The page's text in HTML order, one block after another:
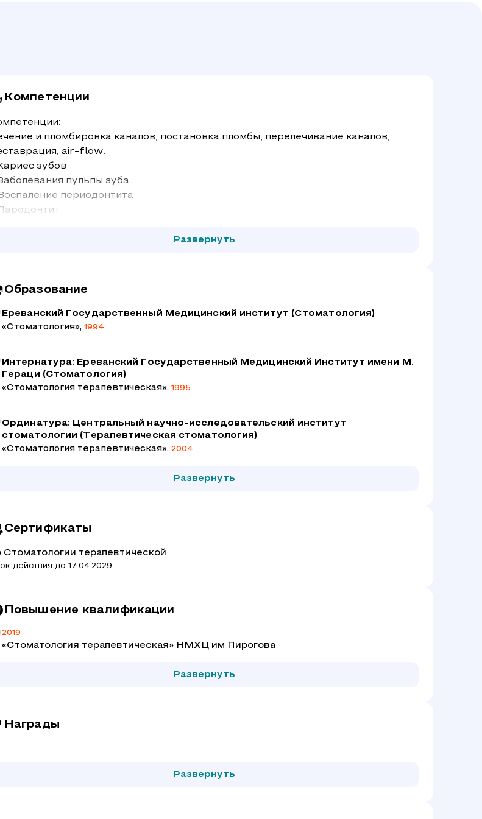
Компетенции
и пломбировка каналов, постановка пломбы, перелечивание каналов,
air-flow.
зубов
пульпы зуба
периодонтита
Развернуть
Образование
Ереванский Государственный Медицинский институт (Стоматология)
«Стоматология», 1994
Интернатура: Ереванский Государственный Медицинский Институт имени М.
Гераци (Стоматология)
«Стоматология терапевтическая», 1995
Ординатура: Центральный научно-исследовательский институт
стоматологии (Терапевтическая стоматология)
«Стоматология терапевтическая», 2004
Развернуть
Сертификаты
Стоматологии терапевтической
действия до 17.04.2029
Повышение квалификации
2019
«Стоматология терапевтическая» НМХЦ им Пирогова
Развернуть
Награды
Развернуть